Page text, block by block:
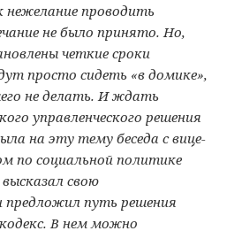
проводить
не было принято. Но,
четкие сроки
просто сидеть «в домике»,
не делать. И ждать
управленческого решения
на эту тему беседа с вице-
по социальной политике
свою
предложил путь решения
В нем можно